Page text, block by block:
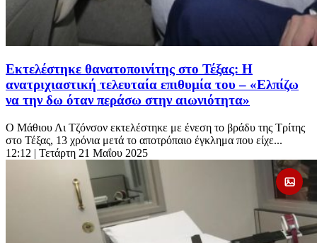
Εκτελέστηκε θανατοποινίτης στο Τέξας: Η
ανατριχιαστική τελευταία επιθυμία του – «Ελπίζω
να την δω όταν περάσω στην αιωνιότητα»
Ο Μάθιου Λι Τζόνσον εκτελέστηκε με ένεση το βράδυ της Τρίτης
στο Τέξας, 13 χρόνια μετά το αποτρόπαιο έγκλημα που είχε...
12:12 | Τετάρτη 21 Μαΐου 2025